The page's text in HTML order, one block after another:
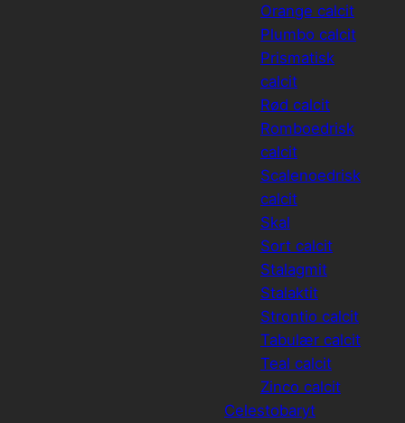
Orange calcit
Plumbo calcit
Prismatisk
calcit
Rød calcit
Romboedrisk
calcit
Scalenoedrisk
calcit
Skal
Sort calcit
Stalagmit
Stalaktit
Strontio calcit
Tabulær calcit
Teal calcit
Zinco calcit
Celestobaryt